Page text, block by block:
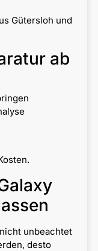
Gütersloh und
ab
unbeachtet
desto